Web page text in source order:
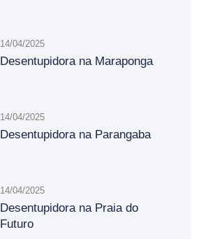
14/04/2025
Desentupidora na Maraponga
14/04/2025
Desentupidora na Parangaba
14/04/2025
Desentupidora na Praia do
Futuro